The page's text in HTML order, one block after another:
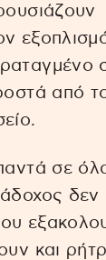
από
σε
δεν
και